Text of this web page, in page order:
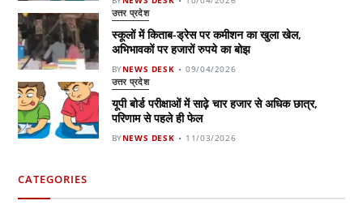
उत्तर प्रदेश
स्कूलों में किताब-ड्रेस पर कमीशन का खुला खेल,
अभिभावकों पर हजारों रुपये का बोझ
BYNEWS DESK 09/04/2026
उत्तर प्रदेश
यूपी बोर्ड परीक्षाओं में साढ़े चार हजार से अधिक छात्र,
परिणाम से पहले ही फेल
BYNEWS DESK 11/03/2026
CATEGORIES